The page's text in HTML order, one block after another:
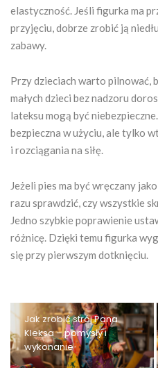
elastyczność. Jeśli figurka ma
przyjęciu, dobrze zrobić ją
zabawy.
Przy dzieciach warto pilnować,
małych dzieci bez nadzoru
lateksu mogą być
bezpieczna w użyciu, ale tylko
i rozciągania na siłę.
Jeżeli pies ma być wręczany
razu sprawdzić, czy wszystkie
Jedno szybkie poprawienie
różnicę. Dzięki temu figurka
się przy pierwszym dotknięciu.
Jak zrobić strój Pana
Kleksa – pomysły i
wykonanie